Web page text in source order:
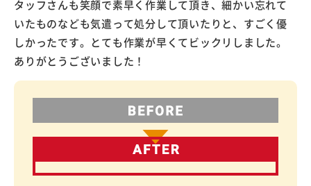
タッフさんも笑顔で素早く作業して頂き、細かい忘れて
いたものなども気遣って処分して頂いたりと、すごく優
しかったです。とても作業が早くてビックリしました。
ありがとうございました！